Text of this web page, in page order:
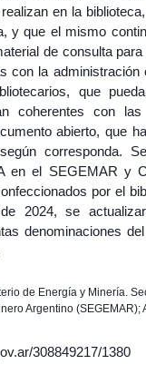
en la
y que el mismo
de consulta
con la
que
coherentes con
abierto, que
corresponda.
en el SEGEMAR y
por el
2024, se
denominaciones
de Energía y Minería.
Argentino (SEGEMAR);
308849217/1380